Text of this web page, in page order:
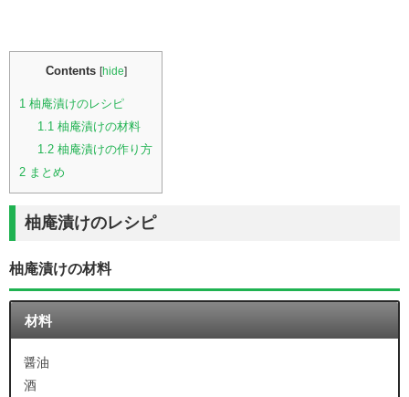
Contents [hide]
1 柚庵漬けのレシピ
1.1 柚庵漬けの材料
1.2柚庵漬けの作り方
2 まとめ
柚庵漬けのレシピ
柚庵漬けの材料
材料
醤油
酒